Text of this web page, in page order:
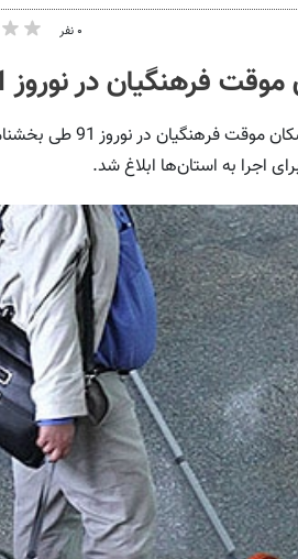
۰ نفر
در نوروز 91 ابلاغ شد
همشهری آنلاین:
اجرا به استان‌ها ابلاغ شد.
کن ، گردونه بچرخون ، جایزه ببر 🎮🔥
😍
بچرخونش